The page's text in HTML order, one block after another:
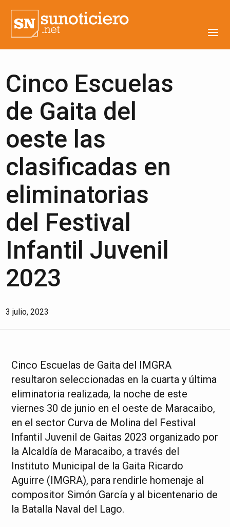
Cinco Escuelas
de Gaita del
oeste las
clasificadas en
eliminatorias
del Festival
Infantil Juvenil
2023
3 julio, 2023
Cinco Escuelas de Gaita del IMGRA
resultaron seleccionadas en la cuarta y última
eliminatoria realizada, la noche de este
viernes 30 de junio en el oeste de Maracaibo,
en el sector Curva de Molina del Festival
Infantil Juvenil de Gaitas 2023 organizado por
la Alcaldía de Maracaibo, a través del
Instituto Municipal de la Gaita Ricardo
Aguirre (IMGRA), para rendirle homenaje al
compositor Simón García y al bicentenario de
la Batalla Naval del Lago.